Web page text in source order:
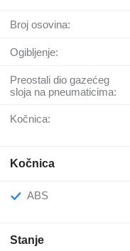
Broj osovina:
Ogibljenje:
Preostali dio gazećeg
sloja na pneumaticima:
Kočnica:
Kočnica
ABS
Stanje